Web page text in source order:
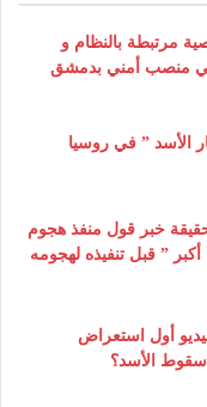
مرتبطة بالنظام و
” في منصب أمني بدمشق
الأسد ” في روسيا
حقيقة خبر قول منفذ هجوم
أكبر ” قبل تنفيذه لهجومه
أول استعراض
الأسد؟